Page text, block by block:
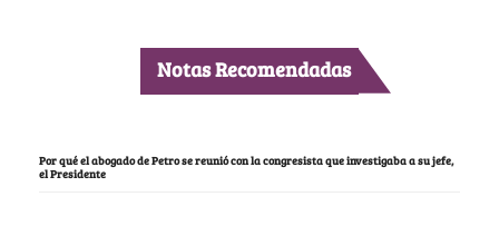
Notas Recomendadas
Por qué el abogado de Petro se reunió con la congresista que investigaba a su jefe,
el Presidente